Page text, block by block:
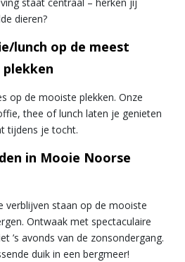
staat centraal – herken jij
dieren?
lunch op de meest
plekken
op de mooiste plekken. Onze
thee of lunch laten je genieten
tijdens je tocht.
in Mooie Noorse
verblijven staan op de mooiste
Ontwaak met spectaculaire
’s avonds van de zonsondergang.
duik in een bergmeer!